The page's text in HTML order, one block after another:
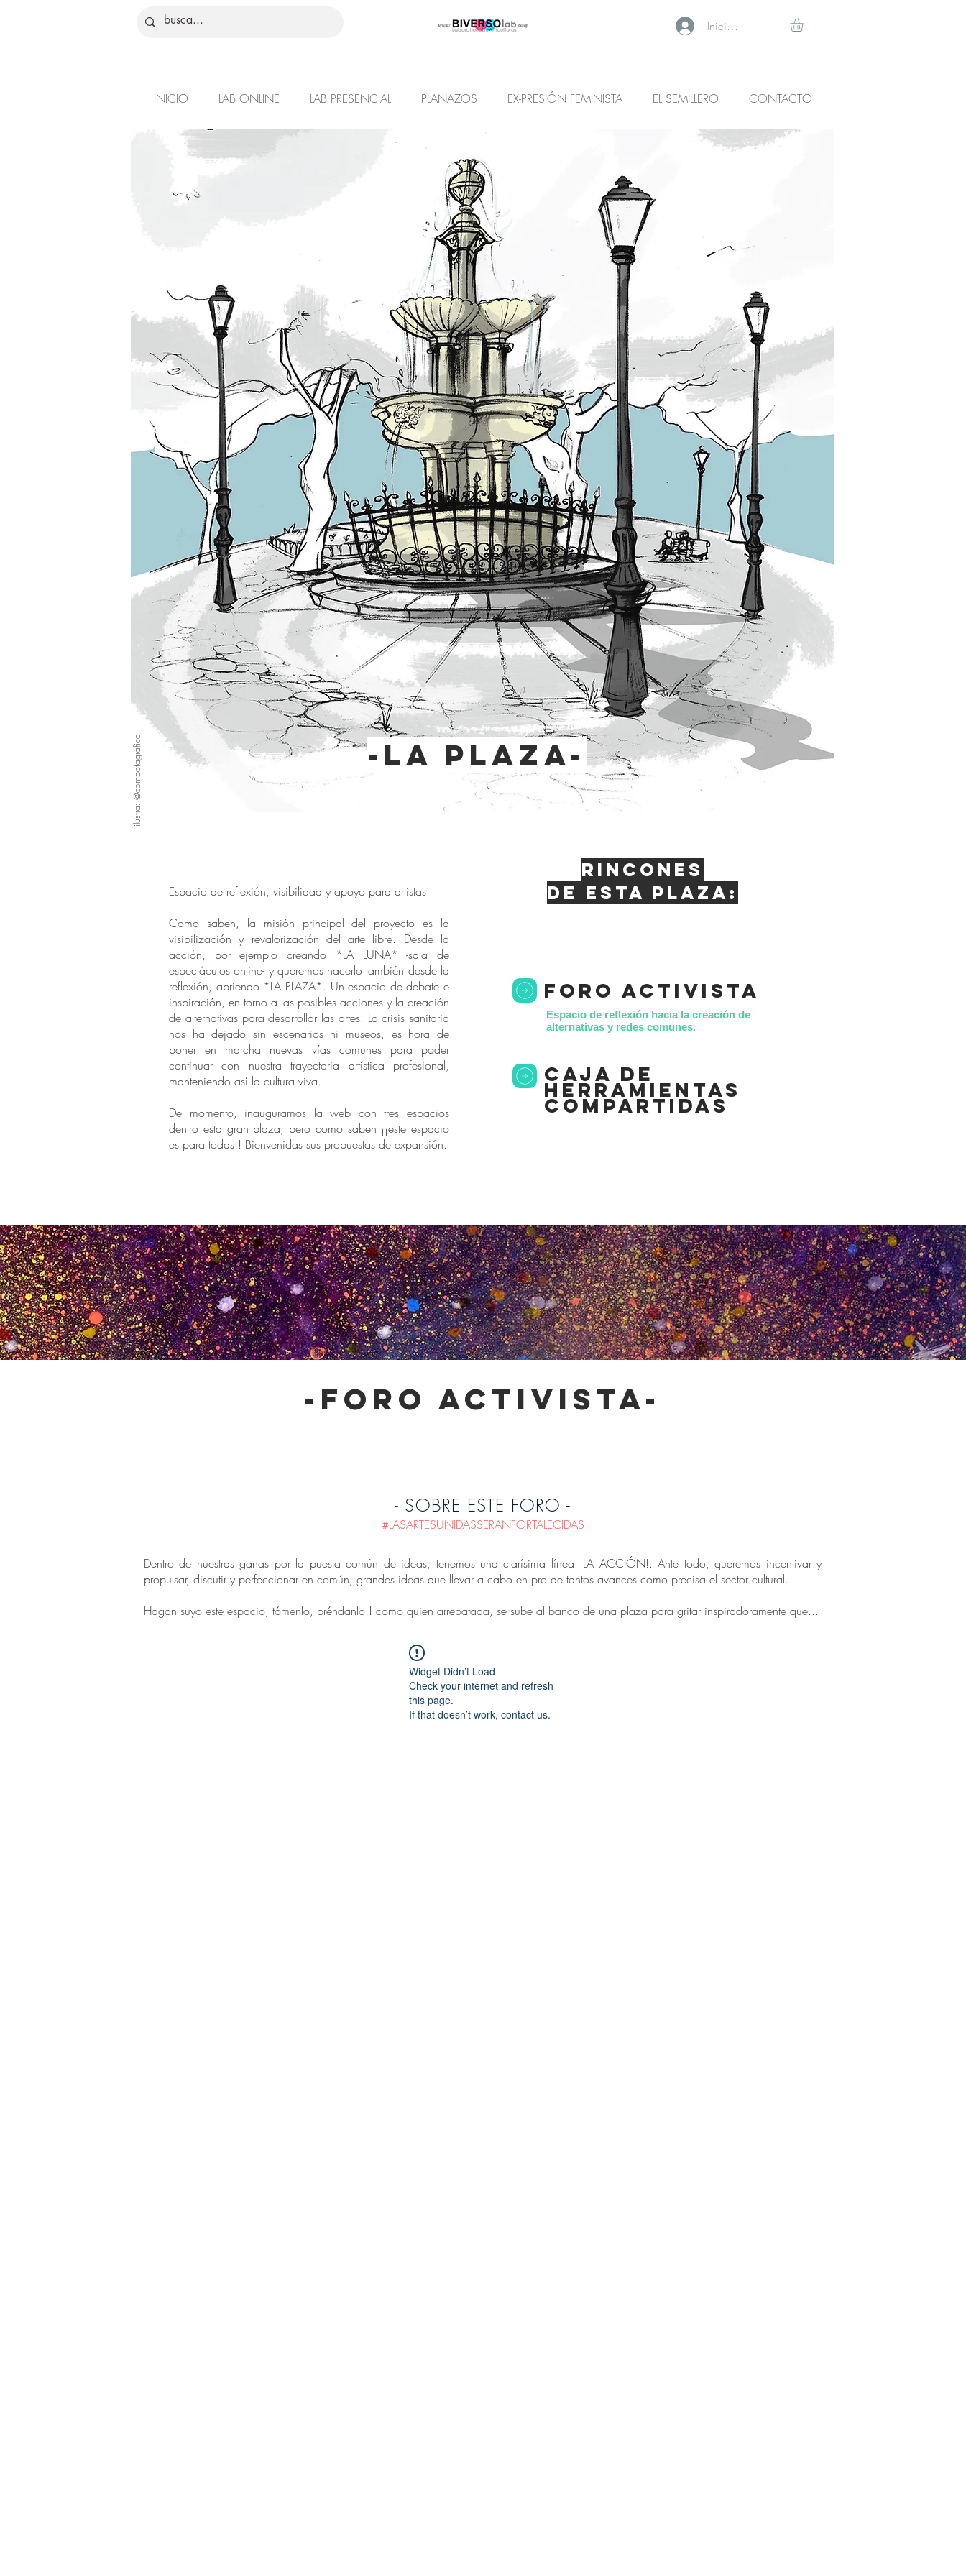
Iniciar sesión
INICIO LAB ONLINE LAB PRESENCIAL PLANAZOS EX-PRESIÓN FEMINISTA EL SEMILLERO CONTACTO
-la plaza-
ilustra: @compotagrafica
Espacio de reflexión, visibilidad y apoyo para artistas.
Como saben, la misión principal del proyecto es la
visibilización y revalorización del arte libre. Desde la
acción, por ejemplo creando *LA LUNA* -sala de
espectáculos online- y queremos hacerlo también desde la
reflexión, abriendo *LA PLAZA*. Un espacio de debate e
inspiración, en torno a las posibles acciones y la creación
de alternativas para desarrollar las artes. La crisis sanitaria
nos ha dejado sin escenarios ni museos, es hora de
poner en marcha nuevas vías comunes para poder
continuar con nuestra trayectoria artística profesional,
manteniendo así la cultura viva.
De momento, inauguramos la web con tres espacios
dentro esta gran plaza, pero como saben ¡¡este espacio
es para todas!! Bienvenidas sus propuestas de expansión.
Rincones
de esta plaza:
foro activista
Espacio de reflexión hacia la creación de
alternativas y redes comunes.
caja de
herramientas
compartidas
-foro activista-
- SOBRE ESTE FORO -
#LASARTESUNIDASSERANFORTALECIDAS
Dentro de nuestras ganas por la puesta común de ideas, tenemos una clarísima línea: LA ACCIÓN!. Ante todo, queremos incentivar y
propulsar, discutir y perfeccionar en común, grandes ideas que llevar a cabo en pro de tantos avances como precisa el sector cultural.
Hagan suyo este espacio, tómenlo, préndanlo!! como quien arrebatada, se sube al banco de una plaza para gritar inspiradoramente que...
Widget Didn’t Load
Check your internet and refresh
this page.
If that doesn’t work, contact us.